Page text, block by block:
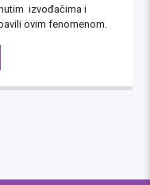
izvođačima i
ovim fenomenom.